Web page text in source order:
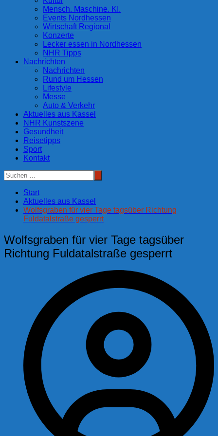
Mensch. Maschine. KI.
Events Nordhessen
Wirtschaft Regional
Konzerte
Lecker essen in Nordhessen
NHR Tipps
Nachrichten
Nachrichten
Rund um Hessen
Lifestyle
Messe
Auto & Verkehr
Aktuelles aus Kassel
NHR Kunstszene
Gesundheit
Reisetipps
Sport
Kontakt
Start
Aktuelles aus Kassel
Wolfsgraben für vier Tage tagsüber Richtung
Fuldatalstraße gesperrt
Wolfsgraben für vier Tage tagsüber
Richtung Fuldatalstraße gesperrt